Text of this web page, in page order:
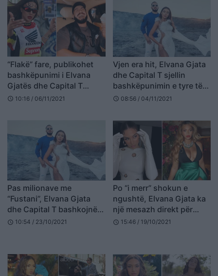
“Flakë” fare, publikohet
bashkëpunimi i Elvana
Gjatës dhe Capital T
(VIDEO)
schedule 10:16 / 06/11/2021
Vjen era hit, Elvana Gjata
dhe Capital T sjellin
bashkëpunimin e tyre të
dytë më shpejt nga ç’e
schedule 08:56 / 04/11/2021
Pas milionave me
“Fustani”, Elvana Gjata
dhe Capital T bashkojnë
sërish forcat
schedule 10:54 / 23/10/2021
Po “i merr” shokun e
ngushtë, Elvana Gjata ka
një mesazh direkt për
Beyonce (FOTO LAJM)
schedule 15:46 / 19/10/2021